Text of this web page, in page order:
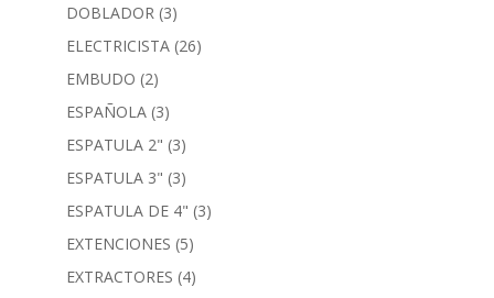
DOBLADOR (3)
ELECTRICISTA (26)
EMBUDO (2)
ESPAÑOLA (3)
ESPATULA 2" (3)
ESPATULA 3" (3)
ESPATULA DE 4" (3)
EXTENCIONES (5)
EXTRACTORES (4)